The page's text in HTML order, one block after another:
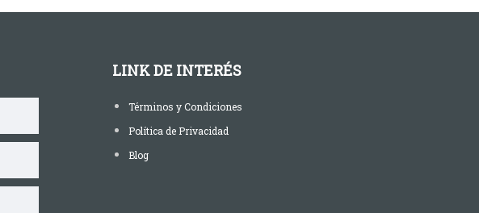
LINK DE INTERÉS
Términos y Condiciones
Política de Privacidad
Blog